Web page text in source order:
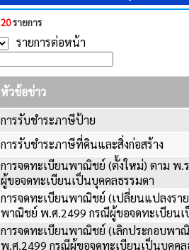
20รายการ
รายการต่อหน้า
หัวข้อข่าว
การรับชำระภาษีป้าย
การรับชำระภาษีที่ดินและสิ่งก่อสร้าง
การจดทะเบียนพาณิชย์ (ตั้งใหม่) ตาม
ผู้ขอจดทะเบียนเป็นบุคคลธรรมดา
การจดทะเบียนพาณิชย์ (เปลี่ยนแปลงรา
พาณิชย์ พ.ศ.2499 กรณีผู้ขอจดทะเบียนเ
การจดทะเบียนพาณิชย์ (เลิกประกอบพ
พ.ศ.2499 กรณีผู้ขอจดทะเบียนเป็นบุคคล